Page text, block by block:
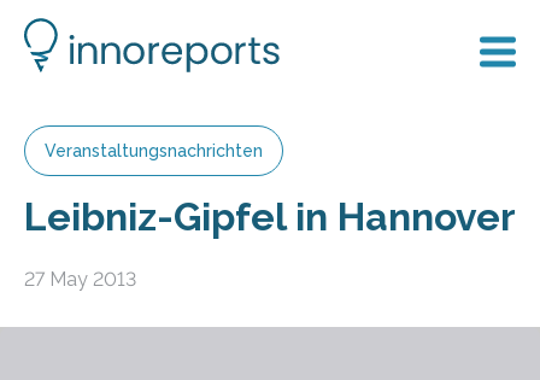
Veranstaltungsnachrichten
Leibniz-Gipfel in Hannover
27 May 2013